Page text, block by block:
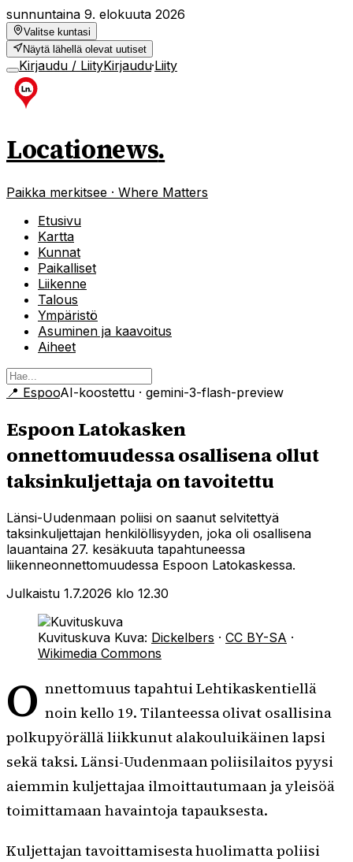
sunnuntaina 9. elokuuta 2026
Valitse kuntasi
Näytä lähellä olevat uutiset
Kirjaudu / LiityKirjaudu·Liity
Locationews.
Paikka merkitsee · Where Matters
Etusivu
Kartta
Kunnat
Paikalliset
Liikenne
Talous
Ympäristö
Asuminen ja kaavoitus
Aiheet
📍 EspooAI-koostettu · gemini-3-flash-preview
Espoon Latokasken
onnettomuudessa osallisena ollut
taksinkuljettaja on tavoitettu
Länsi-Uudenmaan poliisi on saanut selvitettyä
taksinkuljettajan henkilöllisyyden, joka oli osallisena
lauantaina 27. kesäkuuta tapahtuneessa
liikenneonnettomuudessa Espoon Latokaskessa.
Julkaistu 1.7.2026 klo 12.30
Kuvituskuva Kuva: Dickelbers · CC BY-SA ·
Wikimedia Commons
O nnettomuus tapahtui Lehtikaskentiellä
noin kello 19. Tilanteessa olivat osallisina
polkupyörällä liikkunut alakouluikäinen lapsi
sekä taksi. Länsi-Uudenmaan poliisilaitos pyysi
aiemmin kuljettajaa ilmoittautumaan ja yleisöä
toimittamaan havaintoja tapauksesta.
Kuljettajan tavoittamisesta huolimatta poliisi